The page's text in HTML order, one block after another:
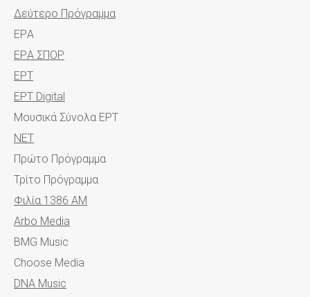
Δεύτερο Πρόγραμμα
EΡA
EΡA ΣΠΟΡ
EΡT
EΡT Digital
Μουσικά Σύνολα ΕΡΤ
NET
Πρώτο Πρόγραμμα
Τρίτο Πρόγραμμα
Φιλία 1386 AM
Arbo Media
BMG Music
Choose Media
DNA Music